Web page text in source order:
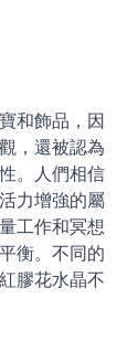
和飾品，因
，還被認為
。人們相信
力增強的屬
工作和冥想
衡。不同的
膠花水晶不